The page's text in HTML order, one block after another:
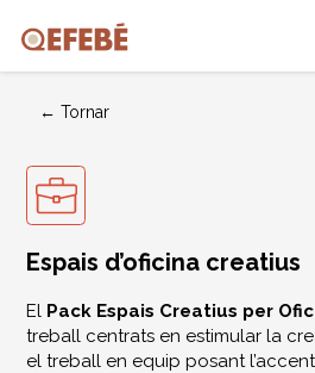
← Tornar
Espais d’oficina creatius
El Pack Espais Creatius per
treball centrats en estimular la
el treball en equip posant